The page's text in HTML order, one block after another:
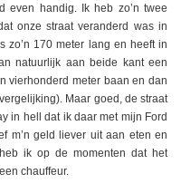
even handig. Ik heb zo’n twee
onze straat veranderd was in
zo’n 170 meter lang en heeft in
natuurlijk aan beide kant een
vierhonderd meter baan en dan
Maar goed, de straat
in hell dat ik daar met mijn Ford
m’n geld liever uit aan eten en
ik op de momenten dat het
chauffeur.